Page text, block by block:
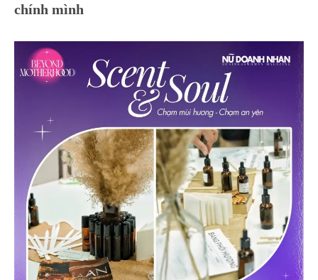
chính mình